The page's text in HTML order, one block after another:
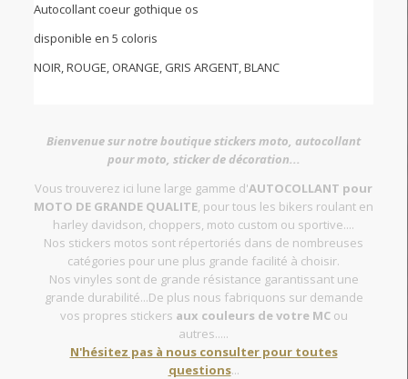
Autocollant coeur gothique os
disponible en 5 coloris
NOIR, ROUGE, ORANGE, GRIS ARGENT, BLANC
Bienvenue sur notre boutique stickers moto, autocollant
pour moto, sticker de décoration...
Vous trouverez ici lune large gamme d'AUTOCOLLANT pour
MOTO DE GRANDE QUALITE, pour tous les bikers roulant en
harley davidson, choppers, moto custom ou sportive....
Nos stickers motos sont répertoriés dans de nombreuses
catégories pour une plus grande facilité à choisir.
Nos vinyles sont de grande résistance garantissant une
grande durabilité...De plus nous fabriquons sur demande
vos propres stickers aux couleurs de votre MCou
autres.....
N'hésitez pas à nous consulter pour toutes
questions...